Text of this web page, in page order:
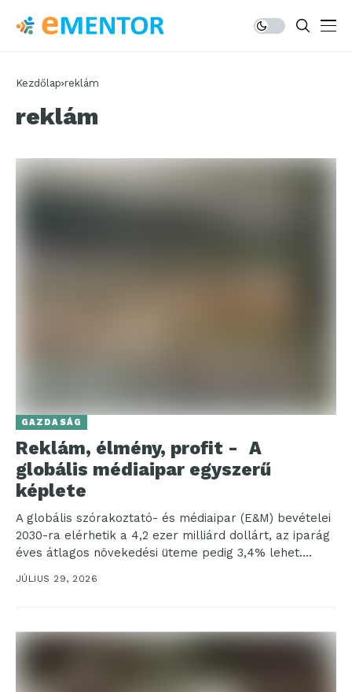
Kezdőlap reklám
reklám
GAZDASÁG
Reklám, élmény, profit - A
globális médiaipar egyszerű
képlete
A globális szórakoztató- és médiaipar (E&M) bevételei
2030-ra elérhetik a 4,2 ezer milliárd dollárt, az iparág
éves átlagos növekedési üteme pedig 3,4% lehet....
JÚLIUS 29, 2026